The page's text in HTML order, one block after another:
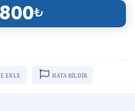
₺
EKLE HATA BİLDİR